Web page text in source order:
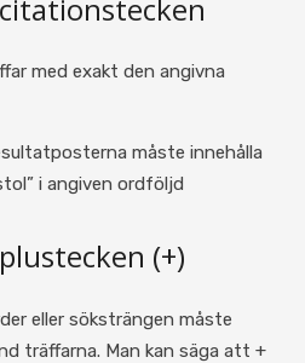
med exakt den angivna
måste innehålla
i angiven ordföljd
(+)
eller söksträngen måste
träffarna. Man kan säga att +